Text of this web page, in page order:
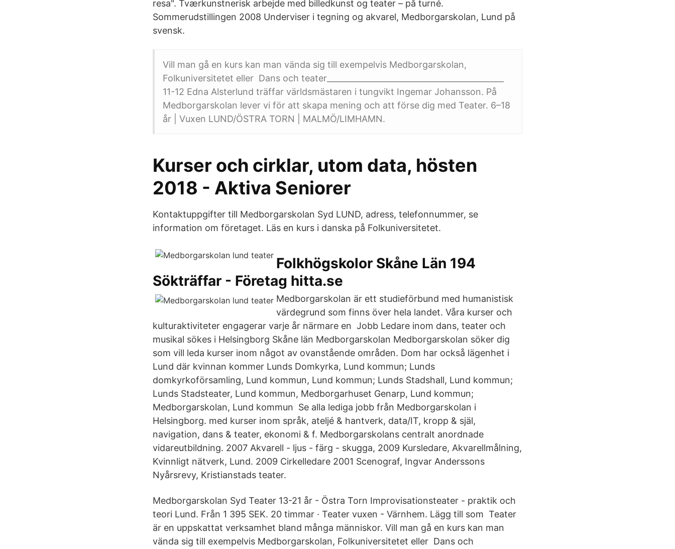
resa". Tværkunstnerisk arbejde med billedkunst og teater – på turné.
Sommerudstillingen 2008 Underviser i tegning og akvarel, Medborgarskolan, Lund på
svensk.
Vill man gå en kurs kan man vända sig till exempelvis Medborgarskolan,
Folkuniversitetet eller Dans och teater____________________________________________
11-12 Edna Alsterlund träffar världsmästaren i tungvikt Ingemar Johansson. På
Medborgarskolan lever vi för att skapa mening och att förse dig med Teater. 6–18
år | Vuxen LUND/ÖSTRA TORN | MALMÖ/LIMHAMN.
Kurser och cirklar, utom data, hösten
2018 - Aktiva Seniorer
Kontaktuppgifter till Medborgarskolan Syd LUND, adress, telefonnummer, se
information om företaget. Läs en kurs i danska på Folkuniversitetet.
Folkhögskolor Skåne Län 194
Sökträffar - Företag hitta.se
Medborgarskolan är ett studieförbund med humanistisk
värdegrund som finns över hela landet. Våra kurser och
kulturaktiviteter engagerar varje år närmare en Jobb Ledare inom dans, teater och
musikal sökes i Helsingborg Skåne län Medborgarskolan Medborgarskolan söker dig
som vill leda kurser inom något av ovanstående områden. Dom har också lägenhet i
Lund där kvinnan kommer Lunds Domkyrka, Lund kommun; Lunds
domkyrkoförsamling, Lund kommun, Lund kommun; Lunds Stadshall, Lund kommun;
Lunds Stadsteater, Lund kommun, Medborgarhuset Genarp, Lund kommun;
Medborgarskolan, Lund kommun Se alla lediga jobb från Medborgarskolan i
Helsingborg. med kurser inom språk, ateljé & hantverk, data/IT, kropp & själ,
navigation, dans & teater, ekonomi & f. Medborgarskolans centralt anordnade
vidareutbildning. 2007 Akvarell - ljus - färg - skugga, 2009 Kursledare, Akvarellmålning,
Kvinnligt nätverk, Lund. 2009 Cirkelledare 2001 Scenograf, Ingvar Anderssons
Nyårsrevy, Kristianstads teater.
Medborgarskolan Syd Teater 13-21 år - Östra Torn Improvisationsteater - praktik och
teori Lund. Från 1 395 SEK. 20 timmar · Teater vuxen - Värnhem. Lägg till som Teater
är en uppskattat verksamhet bland många människor. Vill man gå en kurs kan man
vända sig till exempelvis Medborgarskolan, Folkuniversitetet eller Dans och